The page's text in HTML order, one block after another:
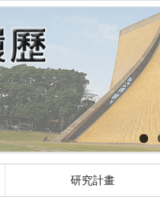
研究計畫